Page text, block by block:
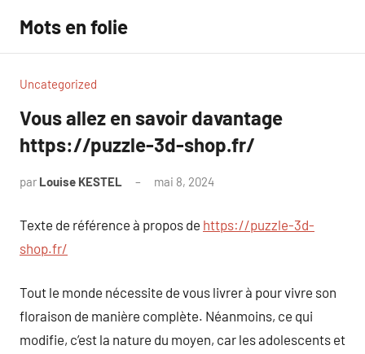
contenu
Mots en folie
Uncategorized
Vous allez en savoir davantage
https://puzzle-3d-shop.fr/
par Louise KESTEL mai 8, 2024
Texte de référence à propos de https://puzzle-3d-
shop.fr/
Tout le monde nécessite de vous livrer à pour vivre son
floraison de manière complète. Néanmoins, ce qui
modifie, c’est la nature du moyen, car les adolescents et